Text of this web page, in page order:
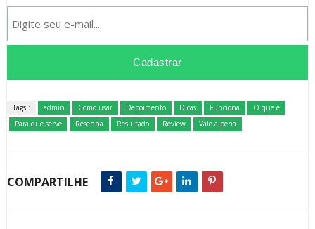
Tags : admin Como usar Depoimento Dicas Funciona
O que é
Para que serve
Resenha Resultado Review Vale a pena
COMPARTILHE